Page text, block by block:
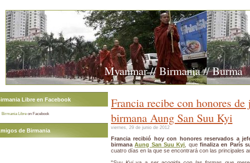
Myanmar // Birmania // Burma
Francia recibe con honores de
birmana Aung San Suu Kyi
viernes, 29 de junio de 2012
Francia recibió hoy con honores reservados a
birmanaAung San Suu Kyi , quefinaliza en París
cuatro días en la que se encontrará con las principales
Libre en Facebook
Birmania Libre on Facebook
de Birmania